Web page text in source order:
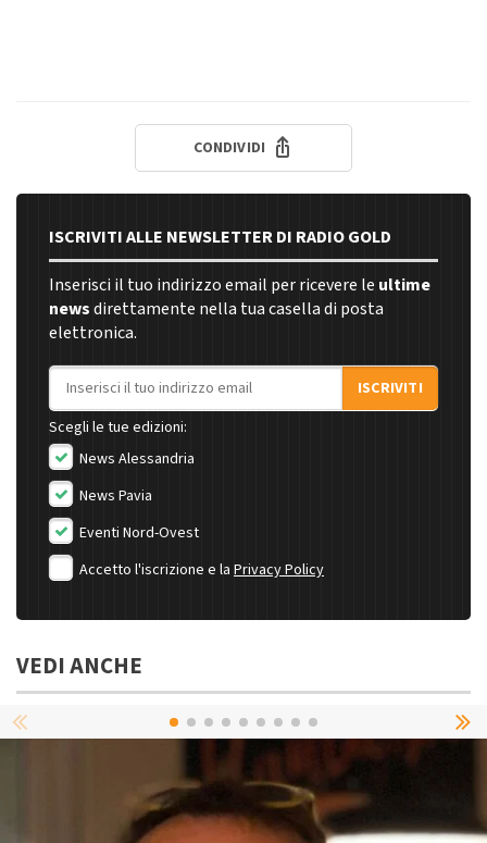
CONDIVIDI
ISCRIVITI ALLE NEWSLETTER DI RADIO GOLD
Inserisci il tuo indirizzo email per ricevere le ultime
newsdirettamente nella tua casella di posta
elettronica.
Indirizzo email
ISCRIVITI
Scegli le tue edizioni:
News Alessandria
News Pavia
Eventi Nord-Ovest
Accetto l'iscrizione e la Privacy Policy
VEDI ANCHE